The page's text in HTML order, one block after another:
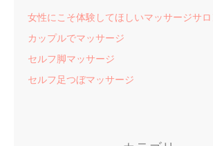
女性にこそ体験してほしいマッサージサロ
カップルでマッサージ
セルフ脚マッサージ
セルフ足つぼマッサージ